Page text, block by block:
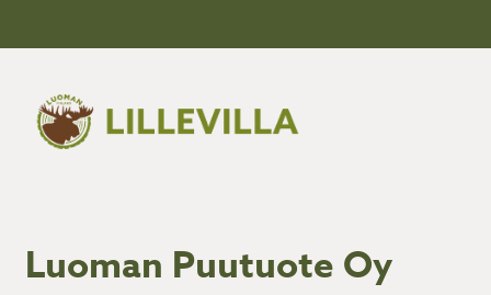
Luoman Puutuote Oy